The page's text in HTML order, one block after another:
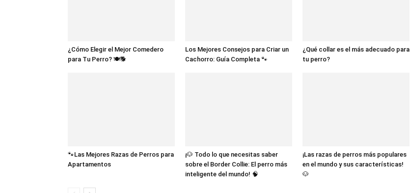
¿Cómo Elegir el Mejor Comedero
para Tu Perro? 🍽️🐕
Los Mejores Consejos para Criar un
Cachorro: Guía Completa 🐾
¿Qué collar es el más adecuado para
tu perro?
🐾Las Mejores Razas de Perros para
Apartamentos
¡🐶 Todo lo que necesitas saber
sobre el Border Collie: El perro más
inteligente del mundo! 🧠
¡Las razas de perros más populares
en el mundo y sus características!
🐶